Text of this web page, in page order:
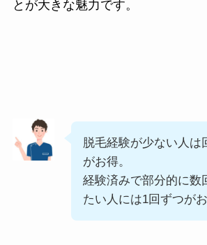
とが大きな魅力です。
脱毛経験が少ない人は
がお得。
経験済みで部分的に数
たい人には1回ずつが